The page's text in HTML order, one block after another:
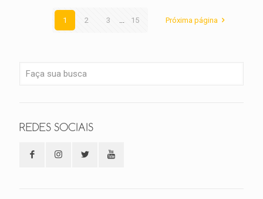
1 2 3 15 Próxima página
REDES SOCIAIS